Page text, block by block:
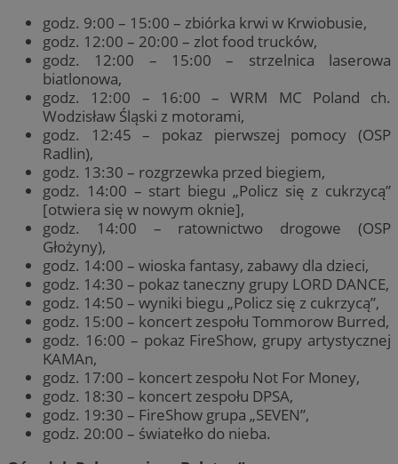
godz. 9:00 – 15:00 – zbiórka krwi w Krwiobusie,
godz. 12:00 – 20:00 – zlot food trucków,
godz. 12:00 – 15:00 – strzelnica laserowa
biatlonowa,
godz. 12:00 – 16:00 – WRM MC Poland ch.
Wodzisław Śląski z motorami,
godz. 12:45 – pokaz pierwszej pomocy (OSP
Radlin),
godz. 13:30 – rozgrzewka przed biegiem,
godz. 14:00 – start biegu „Policz się z cukrzycą”
[otwiera się w nowym oknie],
godz. 14:00 – ratownictwo drogowe (OSP
Głożyny),
godz. 14:00 – wioska fantasy, zabawy dla dzieci,
godz. 14:30 – pokaz taneczny grupy LORD DANCE,
godz. 14:50 – wyniki biegu „Policz się z cukrzycą”,
godz. 15:00 – koncert zespołu Tommorow Burred,
godz. 16:00 – pokaz FireShow, grupy artystycznej
KAMAn,
godz. 17:00 – koncert zespołu Not For Money,
godz. 18:30 – koncert zespołu DPSA,
godz. 19:30 – FireShow grupa „SEVEN”,
godz. 20:00 – światełko do nieba.